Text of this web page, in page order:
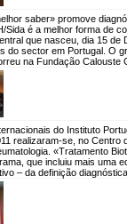
saber» promove
Sida é a melhor forma de
que nasceu, dia 15 de
do sector em Portugal. O
na Fundação Calouste
do Instituto
realizaram-se, no
«Tratamento
que incluiu mais uma
– da definição